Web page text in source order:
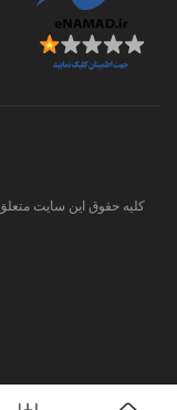
کلیه حقوق این سایت متعلق